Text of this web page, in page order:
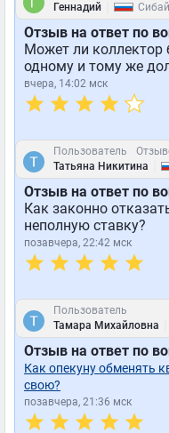
Геннадий
Сибай
Отзыв на ответ по
Может ли коллектор
одному и тому же
вчера, 14:02 мск
Пользователь
Татьяна Никитина
Отзыв на ответ по
Как законно
неполную ставку?
позавчера, 22:42 мск
Пользователь
Тамара Михайловна
Отзыв на ответ по
Как опекуну обменять
свою?
позавчера, 21:36 мск